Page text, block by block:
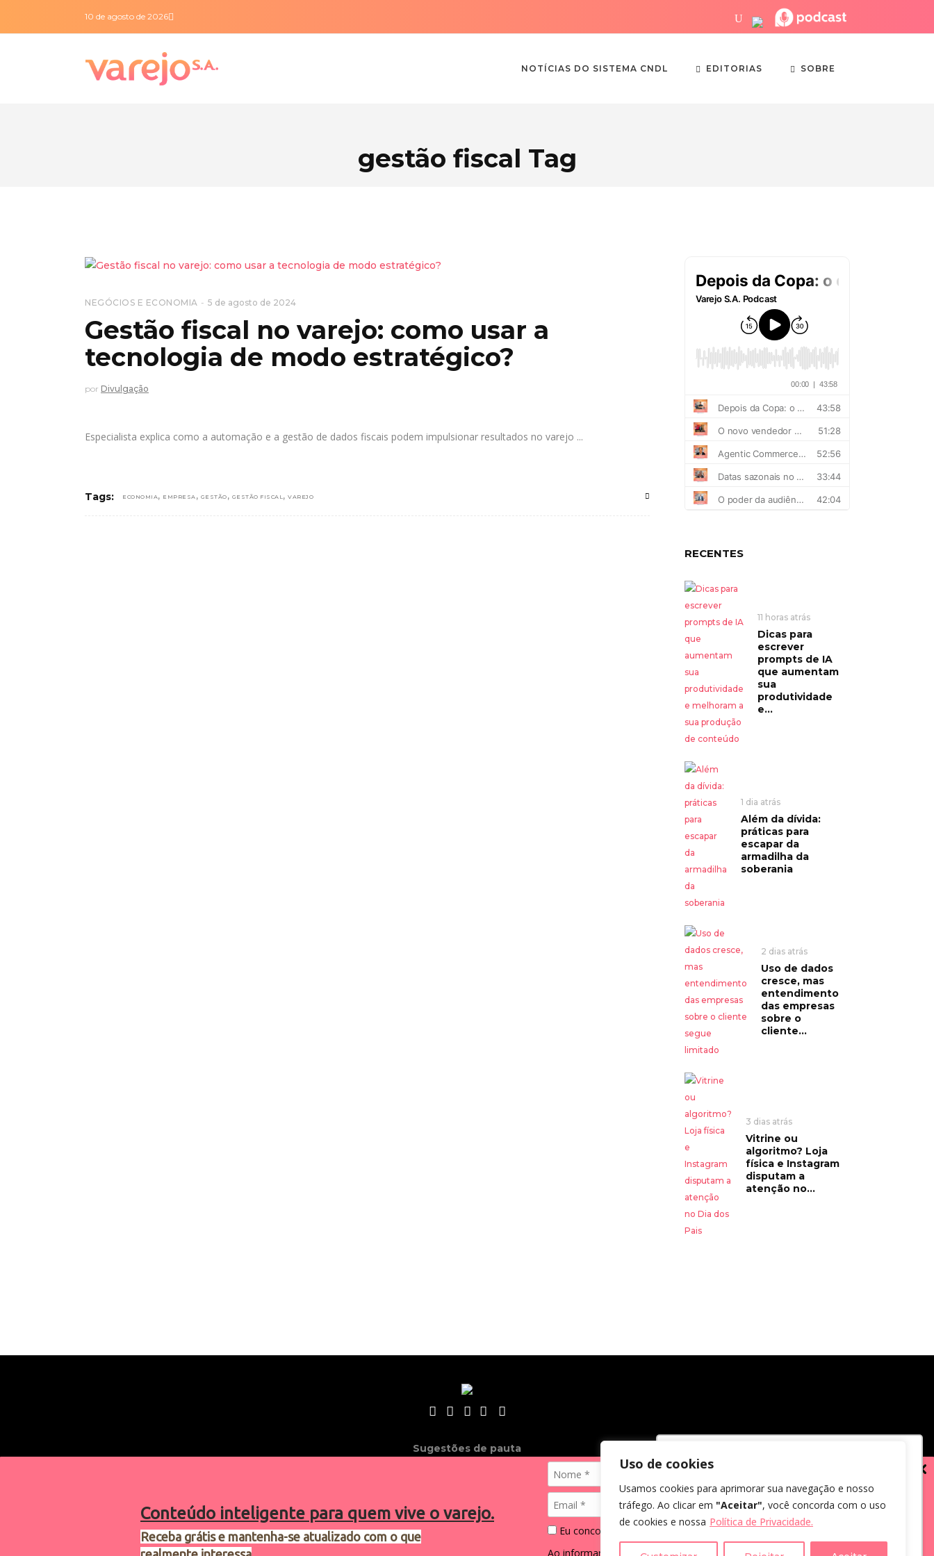
Conteúdo inteligente para quem vive o varejo.
Receba grátis e mantenha-se atualizado com o que
Eu concordo em receber comunicações.
Ao informar meus dados, eu concordo com a
Utilizamos cookies para oferecer melhor
experiência, melhorar o desempenho,
analisar como você interage em nosso
site e personalizar conteúdo.
Uso de cookies
Usamos cookies para aprimorar sua navegação e nosso
tráfego. Ao clicar em "Aceitar", você concorda com o uso
de cookies e nossa Política de Privacidade.
10 de agosto de 2026
NOTÍCIAS DO SISTEMA CNDL EDITORIAS SOBRE
gestão fiscal Tag
NEGÓCIOS E ECONOMIA 5 de agosto de 2024
Gestão fiscal no varejo: como usar a
tecnologia de modo estratégico?
por Divulgação
Especialista explica como a automação e a gestão de dados fiscais podem impulsionar resultados no varejo
Tags: ECONOMIA, EMPRESA , GESTÃO , GESTÃO FISCAL, VAREJO
RECENTES
11 horas atrás
Dicas para
escrever
prompts de IA
que aumentam
sua
produtividade
e...
1 dia atrás
Além da dívida:
práticas para
escapar da
armadilha da
soberania
2 dias atrás
Uso de dados
cresce, mas
entendimento
das empresas
sobre o
cliente...
3 dias atrás
Vitrine ou
algoritmo? Loja
física e Instagram
disputam a
atenção no...
Sugestões de pauta
2024®. Todos os direitos reservados.